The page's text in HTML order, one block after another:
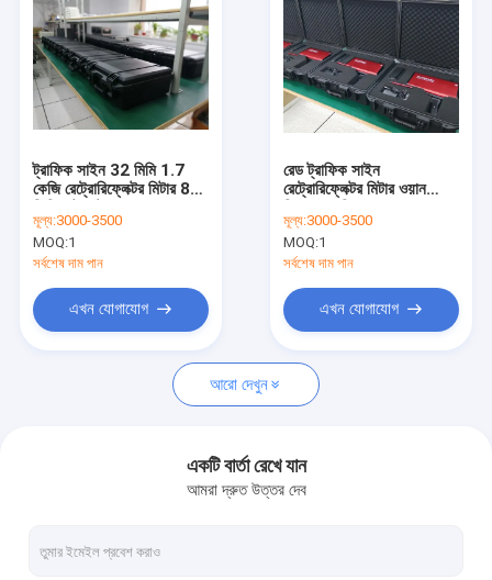
পণ্য
ভিআর শো
আমাদের সম্বন্ধে
গুণগত মান নিয়ন্ত্রণ
খবর
ফুটপাথ চিহ্নিত retroreflectometer
Retroreflectometer সাইন করুন
ট্রাফিক সাইন 32 মিমি 1.7
কেজি রেট্রোরিফ্লেক্টর মিটার 8
মূল্য:3000-3500
MOQ:1
সর্বশেষ দাম পান
এখন যোগাযোগ
রেড ট্রাফিক সাইন
রেট্রোরিফ্লেক্টর মিটার ওয়ান
3500mAh DC 8.4V
মূল্য:3000-3500
MOQ:1
সর্বশেষ দাম পান
এখন যোগাযোগ
আরো দেখুন
একটি বার্তা রেখে যান
আমরা দ্রুত উত্তর দেব